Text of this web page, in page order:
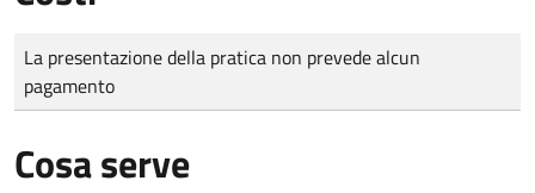
Tipo di pagamento
Importo
La presentazione della pratica non prevede alcun
pagamento
Cosa serve